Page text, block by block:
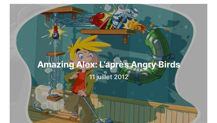
Amazing Alex: L’après Angry Birds
11 juillet 2012